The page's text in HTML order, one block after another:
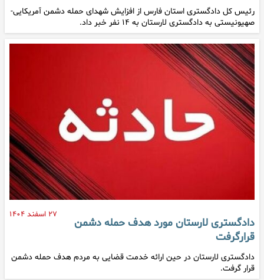
رئیس کل دادگستری استان فارس از افزایش شهدای حمله دشمن آمریکایی-
صهیونیستی به دادگستری لارستان به ۱۴ نفر خبر داد.
۲۷ اسفند ۱۴۰۴
دادگستری لارستان مورد هدف حمله دشمن
قرارگرفت
دادگستری لارستان در حین ارائه خدمت قضایی به مردم هدف حمله دشمن
قرار گرفت.